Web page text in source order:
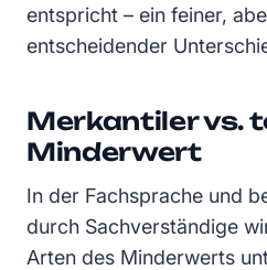
entspricht – ein feiner,
entscheidender
Merkantiler vs.
Minderwert
In der Fachsprache und
durch Sachverständige
Arten des Minderwerts